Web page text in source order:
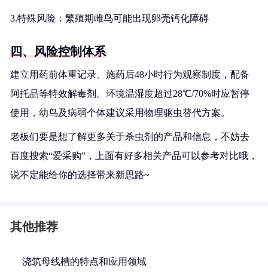
3.特殊风险：繁殖期雌鸟可能出现卵壳钙化障碍
四、风险控制体系
建立用药前体重记录、施药后48小时行为观察制度，配备
阿托品等特效解毒剂。环境温湿度超过28℃/70%时应暂停
使用，幼鸟及病弱个体建议采用物理驱虫替代方案。
老板们要是想了解更多关于杀虫剂的产品和信息，不妨去
百度搜索“爱采购”，上面有好多相关产品可以参考对比哦，
说不定能给你的选择带来新思路~
其他推荐
浇筑母线槽的特点和应用领域